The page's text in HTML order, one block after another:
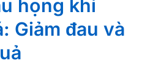
họng khi
Giảm đau và